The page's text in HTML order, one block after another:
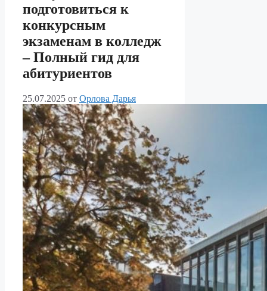
подготовиться к
конкурсным
экзаменам в колледж
– Полный гид для
абитуриентов
25.07.2025 от Орлова Дарья